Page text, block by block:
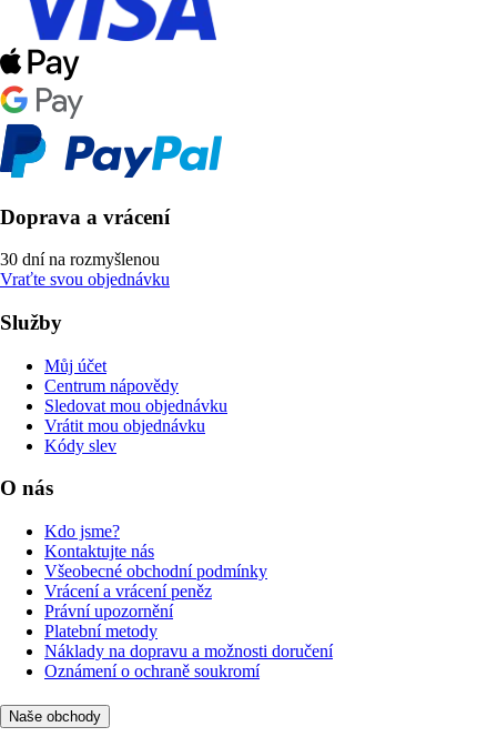
Doprava a vrácení
30 dní na rozmyšlenou
Vraťte svou objednávku
Služby
Můj účet
Centrum nápovědy
Sledovat mou objednávku
Vrátit mou objednávku
Kódy slev
O nás
Kdo jsme?
Kontaktujte nás
Všeobecné obchodní podmínky
Vrácení a vrácení peněz
Právní upozornění
Platební metody
Náklady na dopravu a možnosti doručení
Oznámení o ochraně soukromí
Naše obchody